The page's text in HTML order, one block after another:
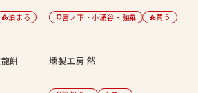
category泊まる location_on宮ノ下・小涌谷・強羅 category買う
餅 燻製工房 然